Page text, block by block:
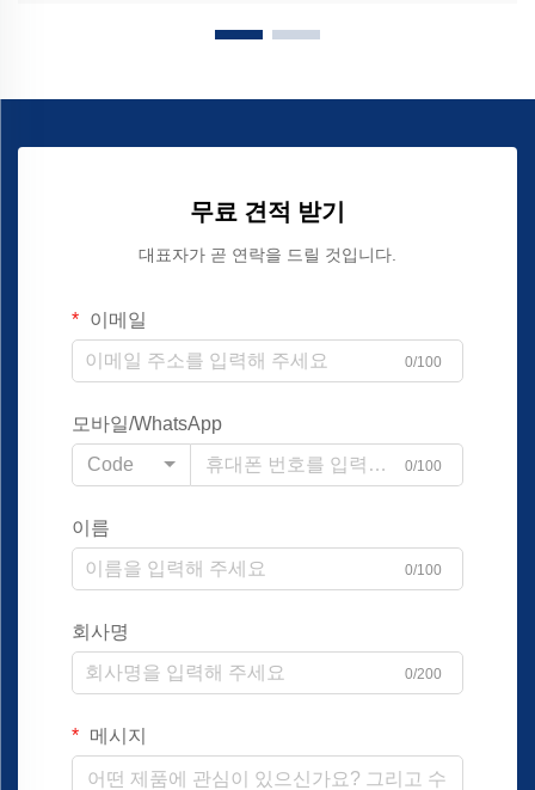
무료 견적 받기
대표자가 곧 연락을 드릴 것입니다.
이메일
0/100
모바일/WhatsApp
Code
0/100
이름
0/100
회사명
0/200
메시지